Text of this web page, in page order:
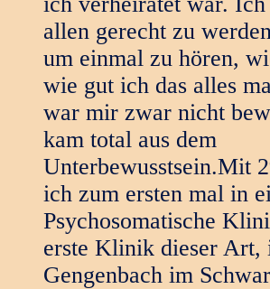
allen gerecht zu
um einmal zu hören,
wie gut ich das alles
war mir zwar nicht
kam total aus dem
Unterbewusstsein.Mit
ich zum ersten mal in
Psychosomatische
erste Klinik dieser Art,
Gengenbach im